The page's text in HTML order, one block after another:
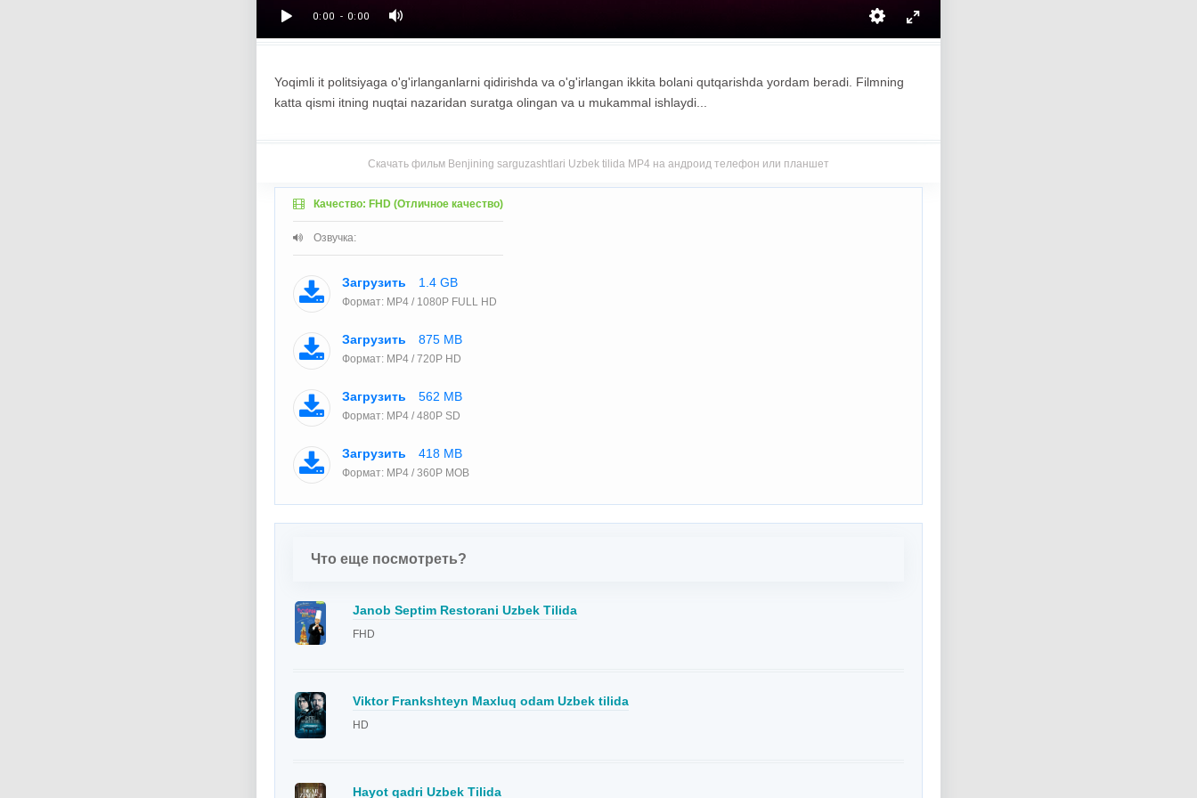
Yoqimli it politsiyaga o'g'irlanganlarni qidirishda va o'g'irlangan ikkita bolani qutqarishda yordam beradi. Filmning
katta qismi itning nuqtai nazaridan suratga olingan va u mukammal ishlaydi...
Скачать фильм Benjining sarguzashtlari Uzbek tilida MP4 на андроид телефон или планшет
Качество: FHD (Отличное качество)
Озвучка:
Загрузить 1.4 GB
Формат: MP4 / 1080P FULL HD
Загрузить 875 MB
Формат: MP4 / 720P HD
Загрузить 562 MB
Формат: MP4 / 480P SD
Загрузить 418 MB
Формат: MP4 / 360P MOB
Что еще посмотреть?
Janob Septim Restorani Uzbek Tilida
FHD
Viktor Frankshteyn Maxluq odam Uzbek tilida
HD
Hayot qadri Uzbek Tilida